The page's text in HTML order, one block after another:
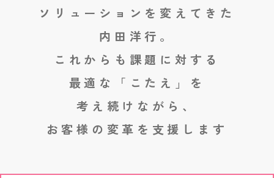
ソリューションを変えてきた
内田洋行。
これからも課題に対する
最適な「こたえ」を
考え続けながら、
お客様の変革を支援します